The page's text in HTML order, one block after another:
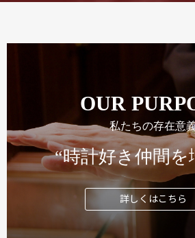
OUR
私たちの存在意
“時計好き仲間を
詳しくはこちら